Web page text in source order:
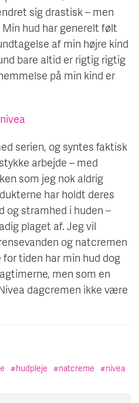
sig drastisk – men
hud har generelt følt
af min højre kind
bare altid er rigtig rigtig
på min kind er
serien, og syntes faktisk
arbejde – med
som jeg nok aldrig
har holdt deres
og stramhed i huden –
plaget af. Jeg vil
og natcremen
tiden har min hud dog
men som en
dagcremen ikke være
hudpleje natcreme
nivea